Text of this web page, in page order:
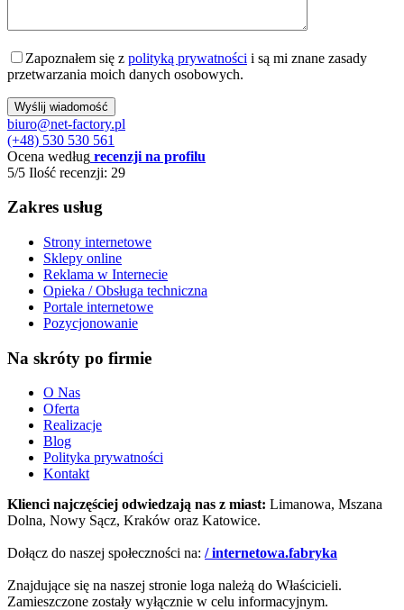
Zapoznałem się z polityką prywatności i są mi znane zasady
przetwarzania moich danych osobowych.
biuro@net-factory.pl
(+48) 530 530 561
Ocena według recenzji na profilu
5/5 Ilość recenzji: 29
Zakres usług
Strony internetowe
Sklepy online
Reklama w Internecie
Opieka / Obsługa techniczna
Portale internetowe
Pozycjonowanie
Na skróty po firmie
O Nas
Oferta
Realizacje
Blog
Polityka prywatności
Kontakt
Klienci najczęściej odwiedzają nas z miast: Limanowa, Mszana
Dolna, Nowy Sącz, Kraków oraz Katowice.
Dołącz do naszej społeczności na: / internetowa.fabryka
Znajdujące się na naszej stronie loga należą do Właścicieli.
Zamieszczone zostały wyłącznie w celu informacyjnym.